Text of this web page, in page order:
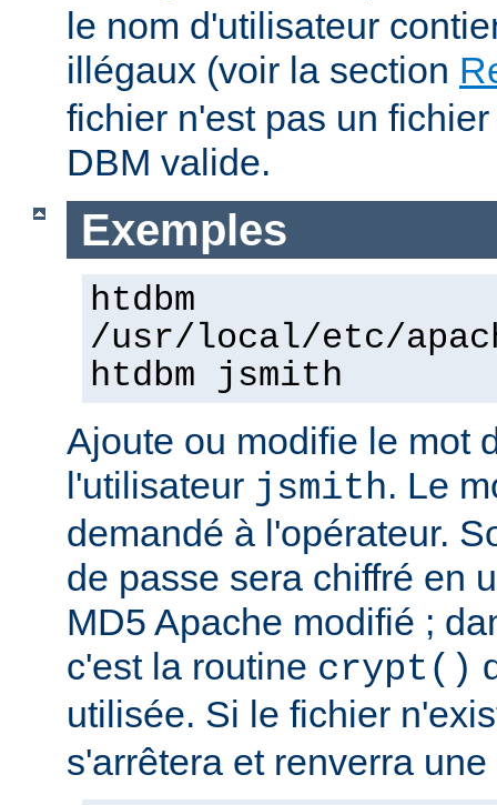
le nom d'utilisateur
illégaux (voir la section
fichier n'est pas un
DBM valide.
Exemples
htdbm
/usr/local/etc/
htdbm jsmith
Ajoute ou modifie le mot
l'utilisateur jsmith. Le
demandé à l'opérateur.
de passe sera chiffré en
MD5 Apache modifié ;
c'est la routine crypt()
utilisée. Si le fichier
s'arrêtera et renverra une